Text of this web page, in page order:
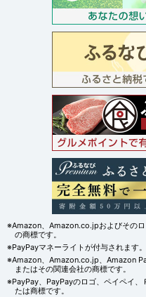
※Amazon、Amazon.co.jpおよびその
の商標です。
※PayPayマネーライトが付与されます
※Amazon、Amazon.co.jp、Amazon
またはその関連会社の商標です。
※PayPay、PayPayのロゴ、ペイペイ、
たは商標です。